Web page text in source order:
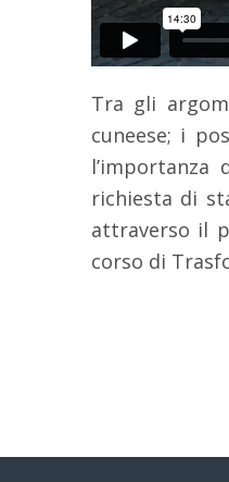
Tra gli
cuneese; i
richiesta di
attraverso il
corso di